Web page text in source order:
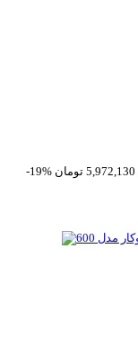
-19%
5,972,130 تومان